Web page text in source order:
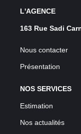
L'AGENCE
163 Rue Sadi
Nous contacter
Présentation
NOS SERVICES
Estimation
Nos actualités